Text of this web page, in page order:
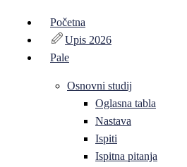
Početna
Upis 2026
Pale
Osnovni studij
Oglasna tabla
Nastava
Ispiti
Ispitna pitanja